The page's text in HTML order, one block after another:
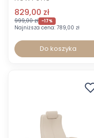
829,00 zł
999,00 zł -17%
Najniższa cena: 789,00 zł
Do koszyka